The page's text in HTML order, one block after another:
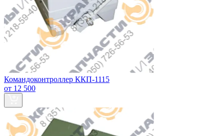
Командоконтроллер ККП-1115
от 12 500